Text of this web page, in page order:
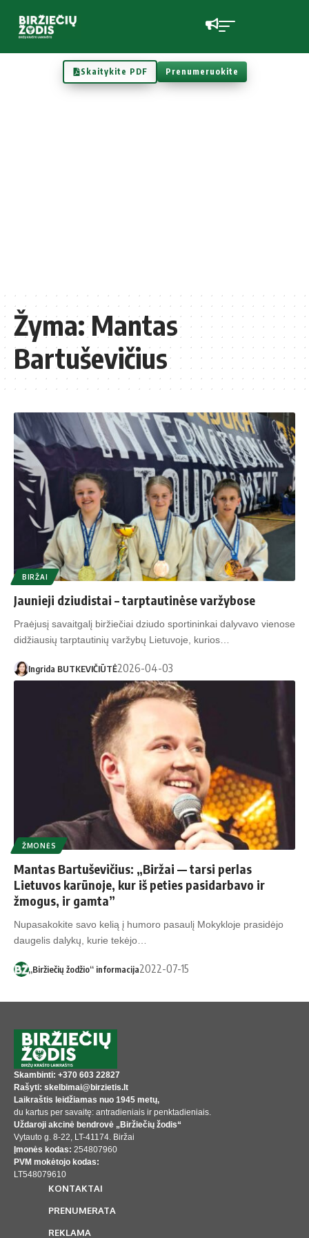
Skaitykite PDF Prenumeruokite
Žyma:Mantas
Bartuševičius
BIRŽAI
Jaunieji dziudistai – tarptautinėse varžybose
Praėjusį savaitgalį biržiečiai dziudo sportininkai dalyvavo vienose
didžiausių tarptautinių varžybų Lietuvoje, kurios…
Ingrida BUTKEVIČIŪTĖ2026-04-03
ŽMONĖS
Mantas Bartuševičius: „Biržai — tarsi perlas
Lietuvos karūnoje, kur iš peties pasidarbavo ir
žmogus, ir gamta”
Nupasakokite savo kelią į humoro pasaulį Mokykloje prasidėjo
daugelis dalykų, kurie tekėjo…
„Biržiečių žodžio“ informacija2022-07-15
Skambinti: +370 603 22827
Rašyti: skelbimai@birzietis.lt
Laikraštis leidžiamas nuo 1945 metų,
du kartus per savaitę: antradieniais ir penktadieniais.
Uždaroji akcinė bendrovė „Biržiečių žodis“
Vytauto g. 8-22, LT-41174. Biržai
Įmonės kodas: 254807960
PVM mokėtojo kodas:
LT548079610
KONTAKTAI
PRENUMERATA
REKLAMA